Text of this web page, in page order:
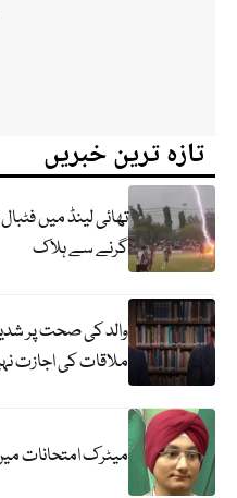
تازہ ترین خبریں
تھائی لینڈ میں
گرنے سے ہلاک
والد کی صحت پر
ملاقات کی اجازت
میٹرک امتحانات